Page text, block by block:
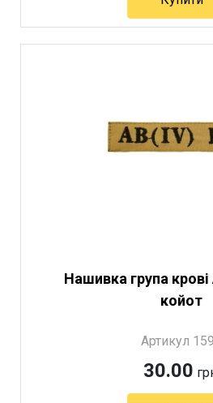
Нашивка група
койот
Артикул
30.00